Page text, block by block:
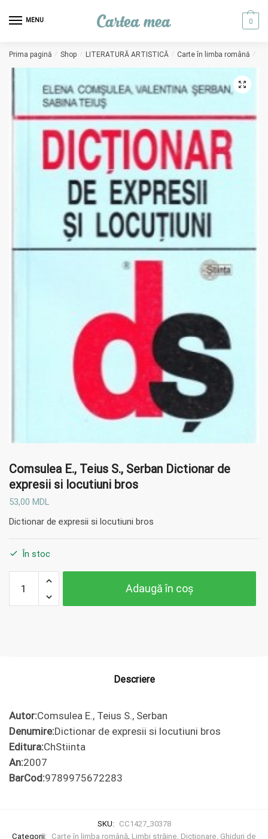
MENU 0
Prima pagină / Shop / LITERATURĂ ARTISTICĂ / Carte în limba română /
Comsulea E., Teius S., Serban Dictionar de
expresii si locutiuni bros
53,00 MDL
Dictionar de expresii si locutiuni bros
În stoc
Comsulea
E., Teius
Adaugă în coș
Descriere
Autor:Comsulea E., Teius S., Serban
Denumire:Dictionar de expresii si locutiuni bros
Editura:ChStiinta
An:2007
BarCod:9789975672283
SKU:
CC1427_30378
Categorii:
Carte în limba română, Limbi străine, Dicţionare, Ghiduri de